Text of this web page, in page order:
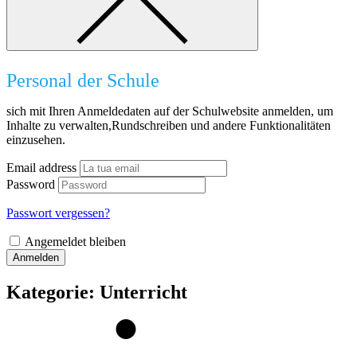
Personal der Schule
sich mit Ihren Anmeldedaten auf der Schulwebsite anmelden, um
Inhalte zu verwalten,Rundschreiben und andere Funktionalitäten
einzusehen.
Email address
Password
Passwort vergessen?
Angemeldet bleiben
Anmelden
Kategorie: Unterricht